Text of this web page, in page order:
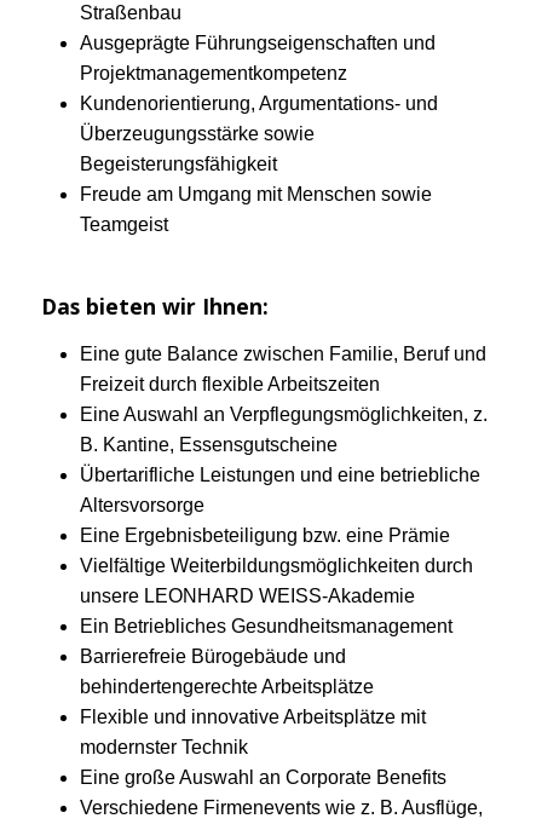
Straßenbau
Ausgeprägte Führungseigenschaften und
Projektmanagementkompetenz
Kundenorientierung, Argumentations- und
Überzeugungsstärke sowie
Begeisterungsfähigkeit
Freude am Umgang mit Menschen sowie
Teamgeist
Das bieten wir Ihnen:
Eine gute Balance zwischen Familie, Beruf und
Freizeit durch flexible Arbeitszeiten
Eine Auswahl an Verpflegungsmöglichkeiten, z.
B. Kantine, Essensgutscheine
Übertarifliche Leistungen und eine betriebliche
Altersvorsorge
Eine Ergebnisbeteiligung bzw. eine Prämie
Vielfältige Weiterbildungsmöglichkeiten durch
unsere LEONHARD WEISS-Akademie
Ein Betriebliches Gesundheitsmanagement
Barrierefreie Bürogebäude und
behindertengerechte Arbeitsplätze
Flexible und innovative Arbeitsplätze mit
modernster Technik
Eine große Auswahl an Corporate Benefits
Verschiedene Firmenevents wie z. B. Ausflüge,